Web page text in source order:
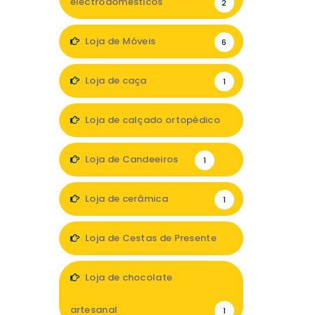
2
Loja de Móveis 6
Loja de caça 1
Loja de calçado ortopédico
Loja de Candeeiros 1
Loja de cerâmica 1
Loja de Cestas de Presente
Loja de chocolate
artesanal 1